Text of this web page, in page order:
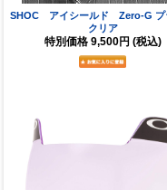
SHOC アイシールド Zero-G
クリア
特別価格 9,500円 (税込)